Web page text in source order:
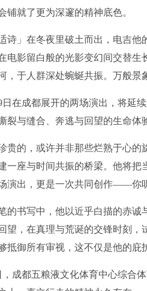
铺就了更为深邃的精神底色。
诗」在冬夜里破土而出，电吉
电影留白般的光影变幻间交替
，于人群深处蜿蜒共振。万般景
日在成都展开的两场演出，将延
裂与缝合、奔逃与回望的生命体
贵的，或许并非那些烂熟于心的
一座与时间共振的桥梁。他将
演出，更是一次共同创作——你
的书写中，他以近乎白描的赤
望，在真理与荒诞的交锋时刻
抵御所有审视，这不仅是他的庇
，成都五粮液文化体育中心综合